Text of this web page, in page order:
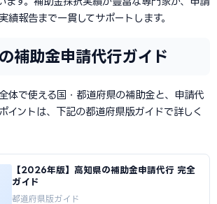
績報告まで一貫してサポートします。
補助金申請代行ガイド
体で使える国・都道府県の補助金と、申請代
イントは、下記の都道府県版ガイドで詳しく
【2026年版】高知県の補助金申請代行 完全
ガイド
都道府県版ガイド